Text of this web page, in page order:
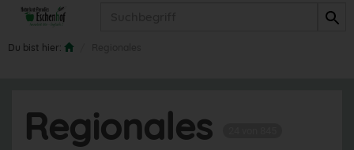
Du bist hier:
Regionales